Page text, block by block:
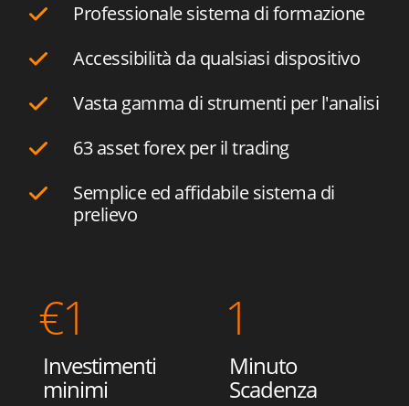
Professionale sistema di formazione
Accessibilità da qualsiasi dispositivo
Vasta gamma di strumenti per l'analisi
63 asset forex per il trading
Semplice ed affidabile sistema di
prelievo
€1
Investimenti
minimi
1
Minuto
Scadenza